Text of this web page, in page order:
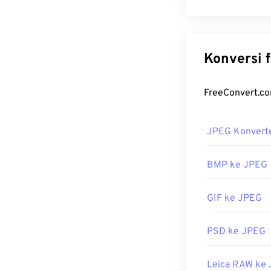
sangat baik
Hampir
penampil
File JPEG
JPEG
BMP ke JPEG
GIF ke JPEG
PSD ke JPEG
Leica RAW ke